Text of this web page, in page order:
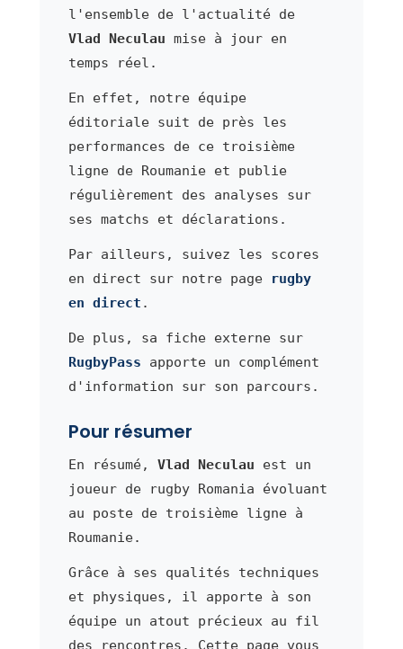
l'ensemble de l'actualité de
Vlad Neculau mise à jour en
temps réel.
En effet, notre équipe
éditoriale suit de près les
performances de ce troisième
ligne de Roumanie et publie
régulièrement des analyses sur
ses matchs et déclarations.
Par ailleurs, suivez les scores
en direct sur notre page
rugby
en direct .
De plus, sa fiche externe sur
RugbyPass apporte un complément
d'information sur son parcours.
Pour résumer
En résumé, Vlad Neculau est un
joueur de rugby Romania évoluant
au poste de troisième ligne à
Roumanie.
Grâce à ses qualités techniques
et physiques, il apporte à son
équipe un atout précieux au fil
des rencontres. Cette page vous